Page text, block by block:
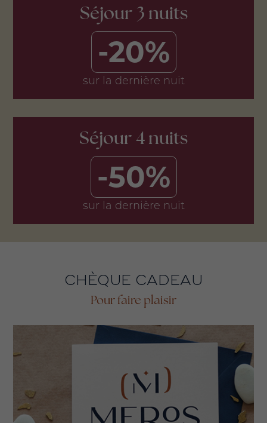
Séjour 3 nuits
-20%
sur la dernière nuit
Séjour 4 nuits
-50%
sur la dernière nuit
CHÈQUE CADEAU
Pour faire plaisir